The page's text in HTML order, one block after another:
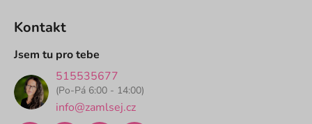
Kontakt
Jsem tu pro tebe
515535677
(Po-Pá 6:00 - 14:00)
info@zamlsej.cz